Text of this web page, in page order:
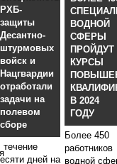
РХБ-
защиты
Десантно-
штурмовых
войск и
Нацгвардии
отработали
задачи на
полевом
сборе
течение
дней на
ВОДНОЙ
СФЕРЫ
ПРОЙДУТ
КУРСЫ
В 2024
ГОДУ
Более 450
работников
водной